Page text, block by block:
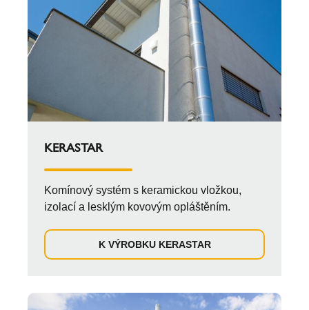
KERASTAR
Komínový systém s keramickou vložkou,
izolací a lesklým kovovým opláštěním.
K VÝROBKU KERASTAR